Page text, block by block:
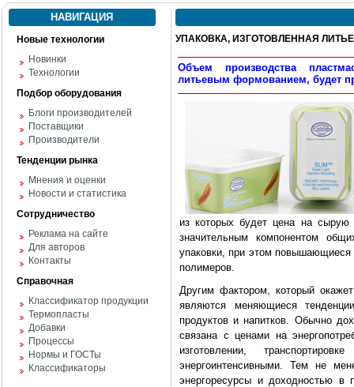
НАВИГАЦИЯ
Новые технологии
Новинки
Технологии
Подбор оборудования
Блоги производителей
Поставщики
Производители
Тенденции рынка
Мнения и оценки
Новости и статистика
Сотрудничество
Реклама на сайте
Для авторов
Контакты
Справочная
Классификатор продукции
Термопласты
Добавки
Процессы
Нормы и ГОСТы
Классификаторы
УПАКОВКА, ИЗГОТОВЛЕННАЯ
Объем производства
литьевым формованием, будет
из которых будет цена на
значительным компонентом
упаковки, при этом
полимеров.
Другим фактором, который
являются меняющиеся
продуктов и напитков. Обычно
связана с ценами на
изготовлении,
энергоинтенсивными. Тем не
энергоресурсы и доходностью в